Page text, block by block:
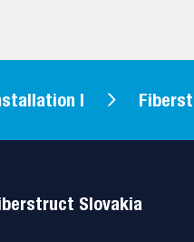
| Fiberstruct
Slovakia